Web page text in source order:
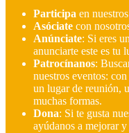
Participa en
Asóciate con
Anúnciate: Si eres
anunciarte este es tu
Patrocínanos:
nuestros eventos:
un lugar de reunión,
muchas formas.
Dona: Si te gusta
ayúdanos a mejorar y